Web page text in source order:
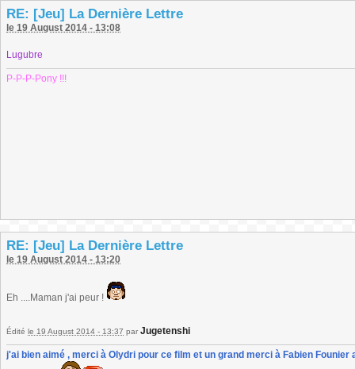
RE: [Jeu] La Dernière Lettre
le 19 August 2014 - 13:08
Lugubre
P-P-P-Pony !!!
RE: [Jeu] La Dernière Lettre
le 19 August 2014 - 13:20
Eh ....Maman j'ai peur !
Édité le 19 August 2014 - 13:37 par Jugetenshi
j'ai bien aimé , merci à Olydri pour ce film et un grand merci à Fabien